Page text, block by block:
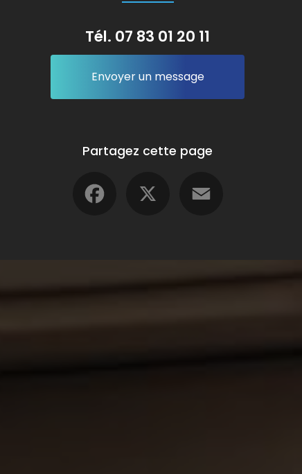
Tél. 07 83 01 20 11
Envoyer un message
Partagez cette page